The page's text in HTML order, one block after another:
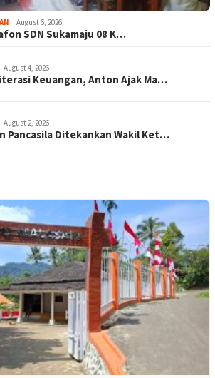
August 6, 2026
SDN Sukamaju 08 K…
August 4, 2026
Keuangan, Anton Ajak Ma…
August 2, 2026
Pancasila Ditekankan Wakil Ket…